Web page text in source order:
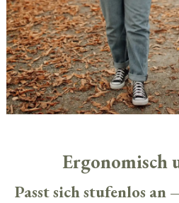
Ergonomisch
Passt sich stufenlos